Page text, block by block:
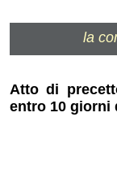
la
Atto di
entro 10 giorni